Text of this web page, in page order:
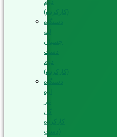
دوم
(کارکرده)
دستگاه
لبه
چسبان
دست
دوم
(کارکرده)
دستگاه
اره
تیز
کن
کارکرده
(دست